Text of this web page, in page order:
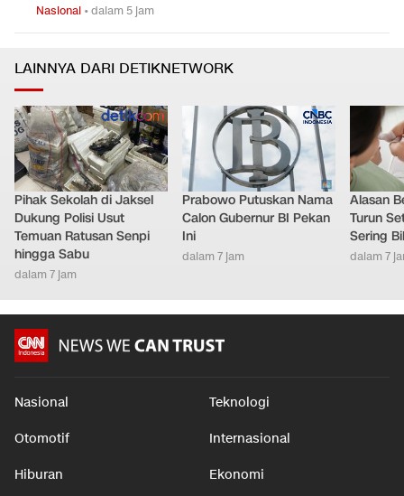
Nasional •dalam 5 jam
LAINNYA DARI DETIKNETWORK
Pihak Sekolah di Jaksel
Dukung Polisi Usut
Temuan Ratusan Senpi
hingga Sabu
dalam 7 jam
Prabowo Putuskan Nama
Calon Gubernur BI Pekan
Ini
dalam 7 jam
Alasan
Turun
Sering
dalam 7
Nasional Teknologi
Otomotif Internasional
Hiburan Ekonomi